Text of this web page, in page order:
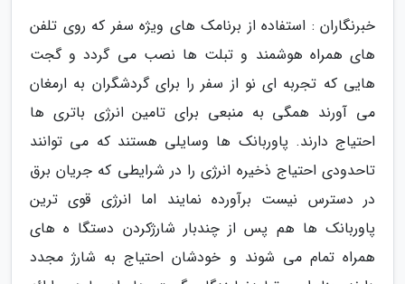
خبرنگاران : استفاده از برنامک های ویژه سفر که روی تلفن
های همراه هوشمند و تبلت ها نصب می گردد و گجت
هایی که تجربه ای نو از سفر را برای گردشگران به ارمغان
می آورند همگی به منبعی برای تامین انرژی باتری ها
احتیاج دارند. پاوربانک ها وسایلی هستند که می توانند
تاحدودی احتیاج ذخیره انرژی را در شرایطی که جریان برق
در دسترس نیست برآورده نمایند اما انرژی قوی ترین
پاوربانک ها هم پس از چندبار شارژکردن دستگا ه های
همراه تمام می شوند و خودشان احتیاج به شارژ مجدد